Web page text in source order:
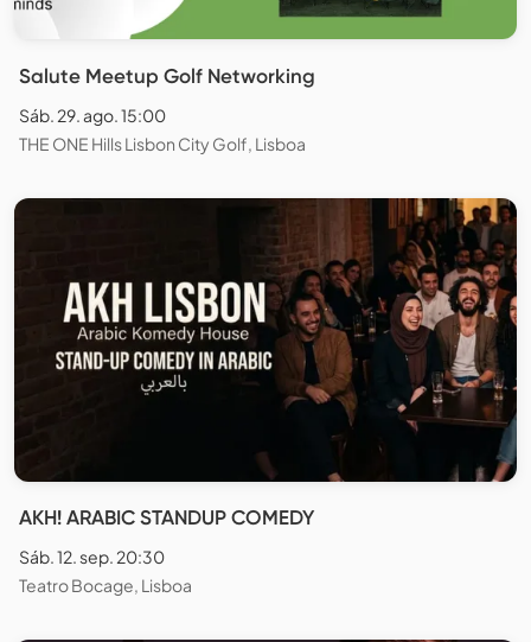
Salute Meetup Golf Networking
Sáb. 29. ago. 15:00
THE ONE Hills Lisbon City Golf, Lisboa
AKH! ARABIC STANDUP COMEDY
Sáb. 12. sep. 20:30
Teatro Bocage, Lisboa